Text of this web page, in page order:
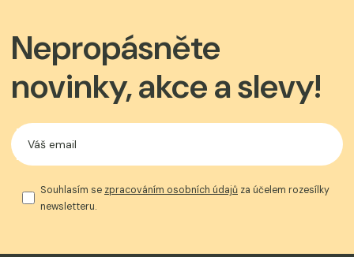
Nepropásněte
novinky, akce a slevy!
Souhlasím se zpracováním osobních údajů za účelem rozesílky
newsletteru.